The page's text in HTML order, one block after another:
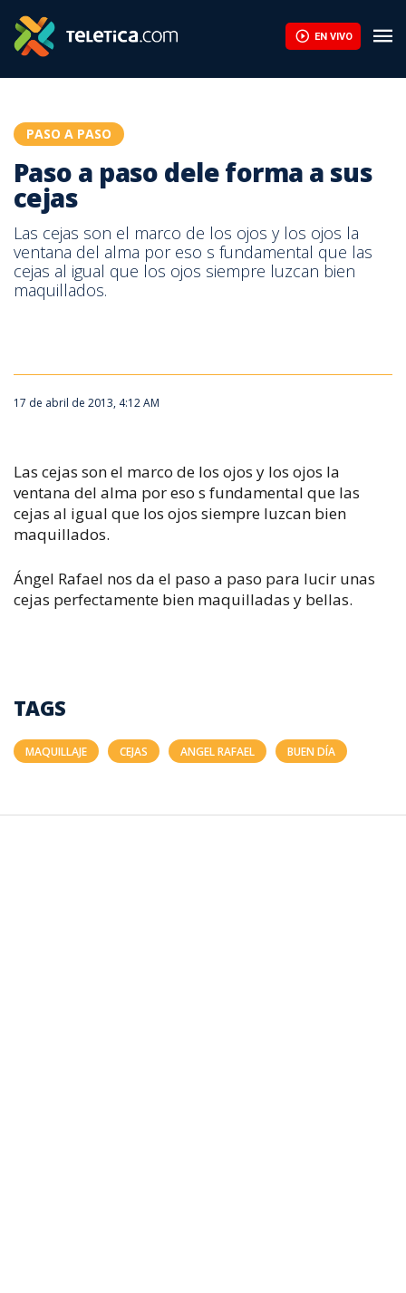
EN VIVO
PASO A PASO
Paso a paso dele forma a sus
cejas
Las cejas son el marco de los ojos y los ojos la
ventana del alma por eso s fundamental que las
cejas al igual que los ojos siempre luzcan bien
maquillados.
17 de abril de 2013, 4:12 AM
Las cejas son el marco de los ojos y los ojos la
ventana del alma por eso s fundamental que las
cejas al igual que los ojos siempre luzcan bien
maquillados.
Ángel Rafael nos da el paso a paso para lucir unas
cejas perfectamente bien maquilladas y bellas.
TAGS
MAQUILLAJE CEJAS ANGEL RAFAEL BUEN DÍA